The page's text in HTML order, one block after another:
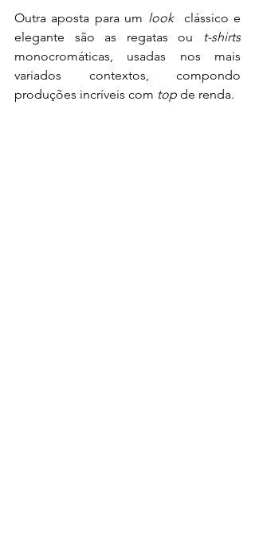
Outra aposta para um look
clássico e
elegante são as regatas ou
t-shirts
monocromáticas, usadas nos mais
variados contextos, compondo
produções incríveis com top de renda.